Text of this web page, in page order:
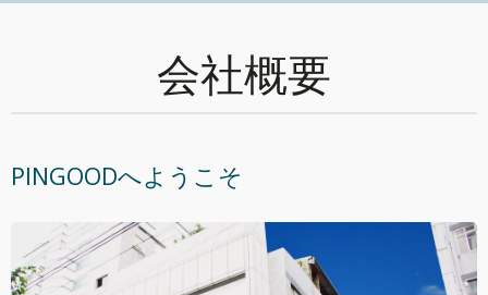
会社概要
PINGOODへようこそ